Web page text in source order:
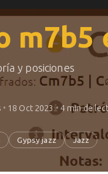
m7b5
y posiciones
• 18 Oct 2023 • 4 min de
Gypsy jazz Jazz